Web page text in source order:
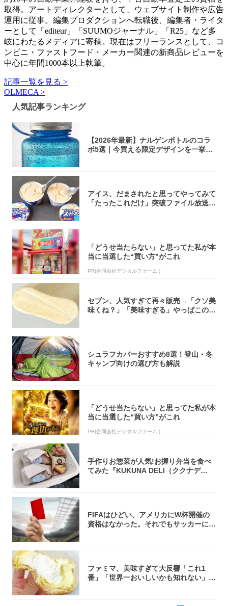
取得。アートディレクターとして、ウェブサイト制作や広告
運用に従事。編集プロダクションへ転職後、編集者・ライタ
ーとして「editeur」「SUUMOジャーナル」「R25」など多
岐にわたるメディアに寄稿。現在はフリーランスとして、コ
ンビニ・ファストフード・メーカー関連の新商品レビューを
中心に年間1000本以上執筆。
記事一覧を見る >
OLMECA >
人気記事ランキング
【2026年最新】ナルゲンボトルのコラ
ボ5選｜今買える限定デザインを一挙紹
アイス、だまされたと思ってやってみて
「たったこれだけ」突破ファイル放送で
「どうせ当たらない」と思ってた私が本
当に当選した“買い方”がこれ
PR(合同会社デジタルファーム )
セブン、人気すぎて再々販売→「クソ美
味くね？」「美味すぎる」やっぱこのク
シュラフカバーおすすめ8選！登山・冬
キャンプ向けの選び方も解説
「どうせ当たらない」と思ってた私が本
当に当選した“買い方”がこれ
PR(合同会社デジタルファーム )
手作りお惣菜が人気!お握り弁当を食べ
てみた『KUKUNA DELI（ククナデ
FIFAはひどい、アメリカにW杯開催の
資格はなかった。それでもサッカーには
ファミマ、美味すぎて大反響「これ1
番」「世界一おいしいかも知れない」